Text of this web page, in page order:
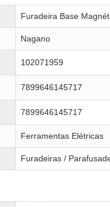
Furadeira Base
Nagano
102071959
7899646145717
7899646145717
Ferramentas Elétricas
Furadeiras /